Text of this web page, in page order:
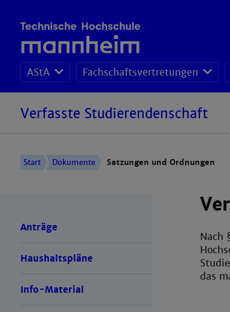
AStA Fachschaftsvertretungen
Verfasste Studierendenschaft
Start Dokumente Satzungen und Ordnungen
Anträge
Haushaltspläne
Info-Material
Nach
das